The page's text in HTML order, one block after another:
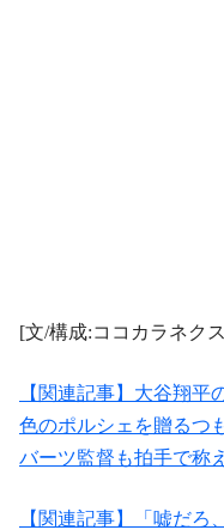
[文/構成:ココカラネク
【関連記事】大谷翔平
色のポルシェを贈るつ
バーツ監督も拍手で称
【関連記事】「嘘だろ